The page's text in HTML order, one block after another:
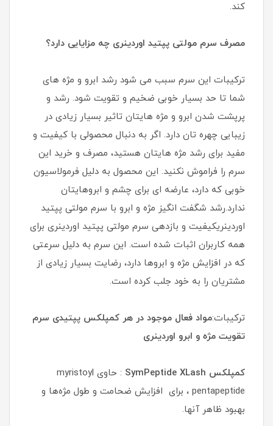
کند.
مصرف سرم مولتی پپتید اوردینری چه مزایایی دارد؟
ترکیبات این سرم سبب می شود رشد ابرو و مژه های
شما تا حد بسیار خوبی ضخیم و تقویت شود. رشد و
پرپشت شدن ابرو و مژه هایتان تاثیر بسیار زیادی در
زیبایی چهره تان دارد. اگر به دنبال محصولی با کیفیت و
مفید برای رشد مژه هایتان هستید، مصرف و خرید این
سرم را فراموش نکنید. این محصول به دلیل فرمولاسیون
خوبی که دارد، عارضه ای برای چشم و ابروهایتان
ندارد.رشد شگفت انگیز مژه و ابرو با سرم مولتی پپتید
اوردینریکیفیت و بازدهی سرم مولتی پپتید اوردینری برای
همه کاربران اثبات شده است. این سرم به دلیل سرعتی
که در افزایش مژه و ابروها دارد، رضایت بسیار زیادی از
مشتریان را به خود جلب کرده است.
ترکیبات:مواد فعال موجود در هر کمپلکس پپتیدی سرم
تقویت مژه و ابرو اوردینری
کمپلکس SymPeptide XLash
: حاوی myristoyl
pentapeptide ، برای افزایش ضحامت و طول مژه‌ها و
بهبود ظاهر آنها.